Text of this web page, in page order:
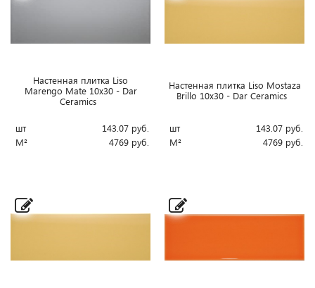
Настенная плитка Liso
Marengo Mate 10x30 - Dar
Ceramics
шт 143.07 руб.
М²
4769 руб.
Настенная плитка Liso Mostaza
Brillo 10x30 - Dar Ceramics
шт 143.07 руб.
М²
4769 руб.